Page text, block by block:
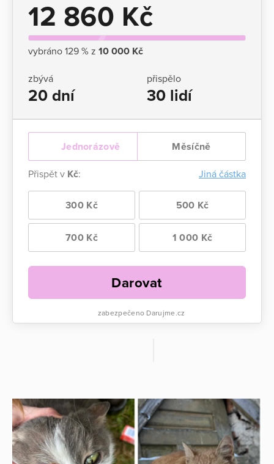
12 860 Kč
vybráno 129 % z 10 000 Kč
zbývá
20 dní
přispělo
30 lidí
Jednorázově Měsíčně
Přispět v Kč: Jiná částka
300 Kč 500 Kč
700 Kč 1 000 Kč
Darovat
zabezpečeno Darujme.cz